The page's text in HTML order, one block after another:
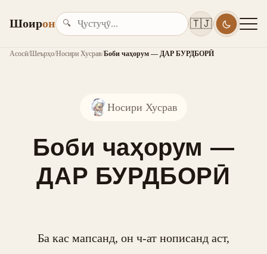
Шоирон 🔍 🇹🇯
Асосӣ/Шеърҳо/Носири Хусрав/Боби чаҳорум — ДАР БУРДБОРӢ
Носири Хусрав
Боби чаҳорум —
ДАР БУРДБОРӢ
Ба кас мапсанд, он ч-ат нописанд аст,